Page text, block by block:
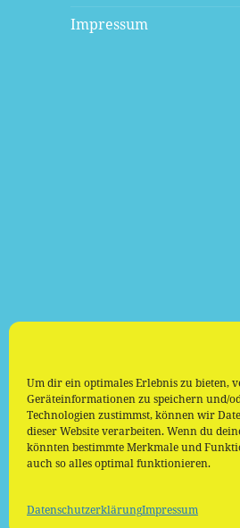
Um dir ein optimales Erlebnis zu bieten,
Geräteinformationen zu speichern und/
Technologien zustimmst, können wir
dieser Website verarbeiten. Wenn du
könnten bestimmte Merkmale und
auch so alles optimal funktionieren.
DatenschutzerklärungImpressum
Impressum